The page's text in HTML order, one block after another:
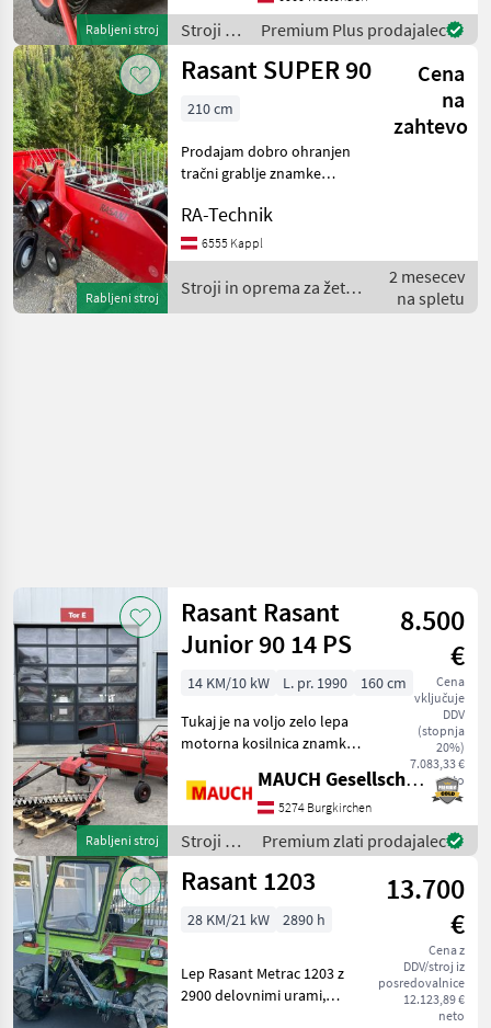
Rabljeni stroj
Stroji z
motorji /
Rasant
Premium Plus prodajalec
Rabljeni stroj
Rasant SUPER 90
Cena
na
zahtevo
210 cm
Prodajam dobro ohranjen
tračni grablje znamke
stanju. Idealne za
kmetijstvo, košnjo in nego
travnikov. Podrobnosti:
Znamka: Rasant Stanj
RA-Technik
6555 Kappl
Stroji in oprema za žetev
in spravilo / Rasant
2 mesecev
na spletu
Rabljeni stroj
Rasant Rasant
Junior 90 14 PS
8.500
€
Cena
vključuje
DDV
(stopnja
20%)
7.083,33 €
neto
14 KM/10 kW L. pr. 1990
160 cm
Tukaj je na voljo zelo lepa
motorna kosilnica znamke
motor Subaru z močjo 14
PS - portalni kosilni nosilec:
160 cm (leto izdelave: 2014)
- 3
MAUCH Gesellschaft m.b.H. & Co.KG
5274 Burgkirchen
Stroji z
motorji /
Rasant
Premium zlati prodajalec
Rasant 1203
13.700
€
Cena z
DDV/stroj iz
posredovalnice
12.123,89 €
neto
28 KM/21 kW 2890 h
Lep Rasant Metrac 1203 z
2900 delovnimi urami,